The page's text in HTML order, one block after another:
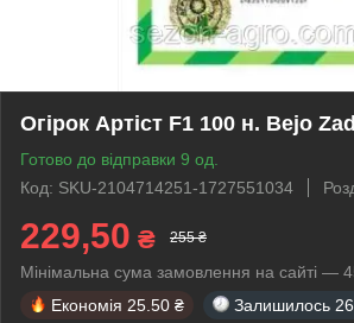
Огірок Артіст F1 100 н. Bejo
Готово до відправки 9 од.
Код: SKU-2104714251-1727551034
229,50 ₴ 255 ₴
Мінімальна сума замовлення на сайті —
Економія 25.50 ₴ Залишилось